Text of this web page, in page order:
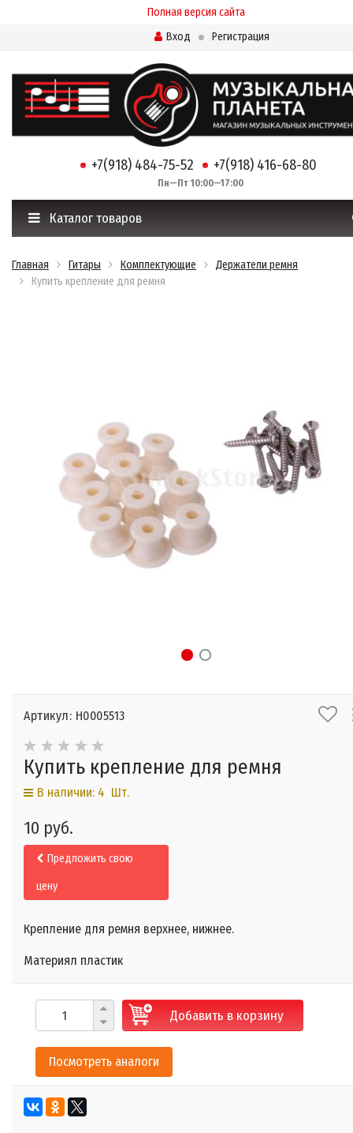
Полная версия сайта
Вход
Регистрация
+7(918) 484-75-52 +7(918) 416-68-80
Пн—Пт 10:00—17:00
Каталог товаров
Главная Гитары Комплектующие
Держатели ремня
Купить крепление для ремня
Артикул: Н0005513
Купить крепление для ремня
В наличии: 4 Шт.
10 руб.
Предложить свою
цену
Крепление для ремня верхнее, нижнее.
Материял пластик
Добавить в корзину
Посмотреть аналоги